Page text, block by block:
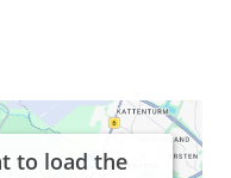
to load the